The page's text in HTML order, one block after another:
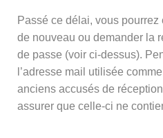
Passé ce délai, vous
de nouveau ou demander la
de passe (voir ci-dessus).
l’adresse mail utilisée
anciens accusés de
assurer que celle-ci ne